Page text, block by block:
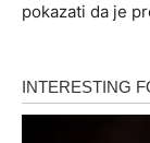
pokazati da je